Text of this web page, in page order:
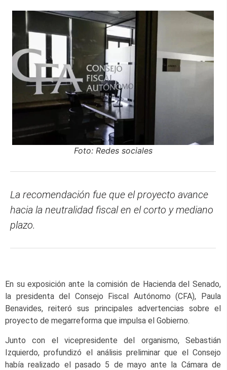
Foto: Redes sociales
La recomendación fue que el proyecto avance
hacia la neutralidad fiscal en el corto y mediano
plazo.
En su exposición ante la comisión de Hacienda del Senado,
la presidenta del Consejo Fiscal Autónomo (CFA), Paula
Benavides, reiteró sus principales advertencias sobre el
proyecto de megarreforma que impulsa el Gobierno.
Junto con el vicepresidente del organismo, Sebastián
Izquierdo, profundizó el análisis preliminar que el Consejo
había realizado el pasado 5 de mayo ante la Cámara de